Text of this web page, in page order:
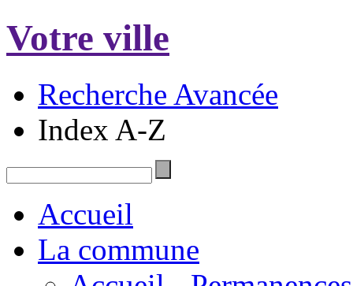
Votre ville
Recherche Avancée
Index A-Z
Accueil
La commune